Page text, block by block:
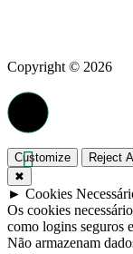
Copyright © 2026
Customize Reject All
✖
► Cookies
Os cookies
como logins seguros
Não armazenam